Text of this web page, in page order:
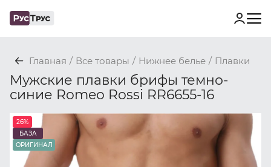
Главная / Все товары / Нижнее белье / Плавки
Мужские плавки брифы темно-
синие Romeo Rossi RR6655-16
26%
БАЗА
ОРИГИНАЛ